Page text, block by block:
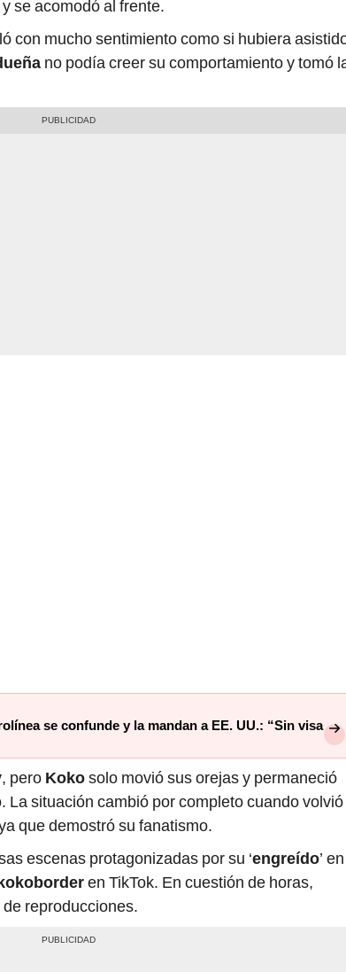
se acomodó al frente.
con mucho sentimiento como si hubiera
no podía creer su comportamiento y tomó
se confunde y la mandan a EE. UU.: “Sin visa
, pero Kokosolo movió sus orejas y permaneció
La situación cambió por completo cuando volvió
que demostró su fanatismo.
escenas protagonizadas por su ‘engreído’ en
en TikTok. En cuestión de horas,
reproducciones.